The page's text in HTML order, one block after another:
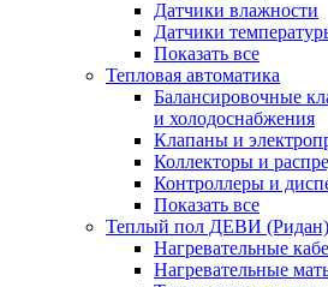
Датчики влажности
Датчики
Показать все
Тепловая автоматика
Балансировочные
и холодоснабжения
Клапаны и
Коллекторы и
Контроллеры и
Показать все
Теплый пол ДЕВИ (Ридан)
Нагревательные
Нагревательные